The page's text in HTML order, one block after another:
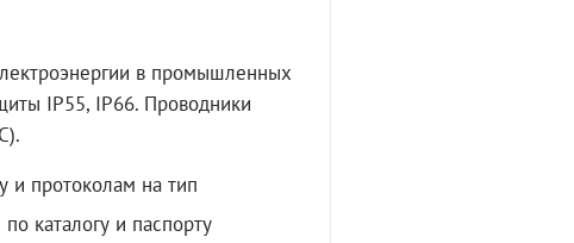
в промышленных
IP55, IP66. Проводники
и протоколам на тип
каталогу и паспорту